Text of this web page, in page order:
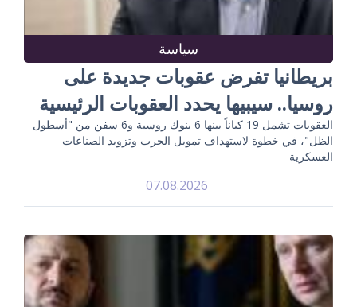
سياسة
بريطانيا تفرض عقوبات جديدة على
روسيا.. سيبيها يحدد العقوبات الرئيسية
العقوبات تشمل 19 كياناً بينها 6 بنوك روسية و6 سفن من "أسطول
الظل"، في خطوة لاستهداف تمويل الحرب وتزويد الصناعات
العسكرية
07.08.2026